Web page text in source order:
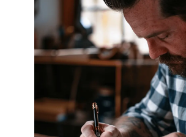
Pour les agences
Blog